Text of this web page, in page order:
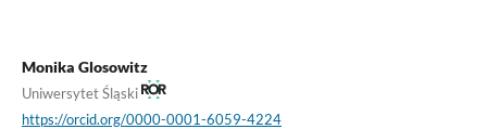
Monika Glosowitz
Uniwersytet Śląski
https://orcid.org/0000-0001-6059-4224